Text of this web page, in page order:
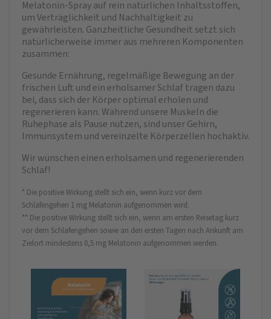
Melatonin-Spray auf rein natürlichen Inhaltsstoffen,
um Verträglichkeit und Nachhaltigkeit zu
gewährleisten. Ganzheitliche Gesundheit setzt sich
natürlicherweise immer aus mehreren Komponenten
zusammen:
Gesunde Ernährung, regelmäßige Bewegung an der
frischen Luft und ein erholsamer Schlaf tragen dazu
bei, dass sich der Körper optimal erholen und
regenerieren kann. Während unsere Muskeln die
Ruhephase als Pause nutzen, sind unser Gehirn,
Immunsystem und vereinzelte Körperzellen hochaktiv.
Wir wünschen einen erholsamen und regenerierenden
Schlaf!
* Die positive Wirkung stellt sich ein, wenn kurz vor dem
Schlafengehen 1 mg Melatonin aufgenommen wird.
** Die positive Wirkung stellt sich ein, wenn am ersten Reisetag kurz
vor dem Schlafengehen sowie an den ersten Tagen nach Ankunft am
Zielort mindestens 0,5 mg Melatonin aufgenommen werden.